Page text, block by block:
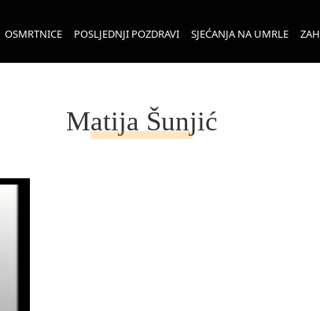
OSMRTNICE POSLJEDNJI POZDRAVI SJEĆANJA NA UMRLE
Matija Šunjić